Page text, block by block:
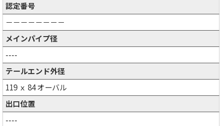
認定番号
－－－－－－－－
メインパイプ径
----
テールエンド外径
119 ｘ 84 オーバル
出口位置
----